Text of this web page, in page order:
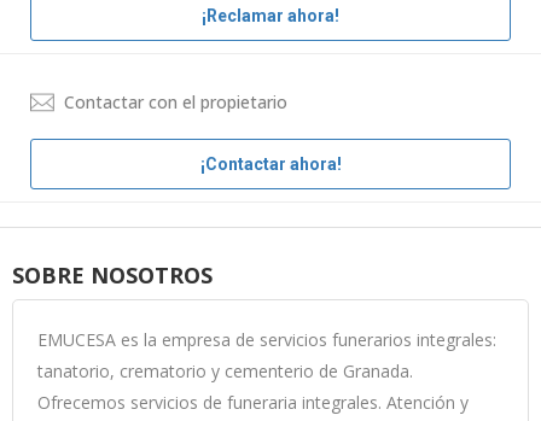
¡Reclamar ahora!
Contactar con el propietario
¡Contactar ahora!
SOBRE NOSOTROS
EMUCESA es la empresa de servicios funerarios integrales:
tanatorio, crematorio y cementerio de Granada.
Ofrecemos servicios de funeraria integrales. Atención y